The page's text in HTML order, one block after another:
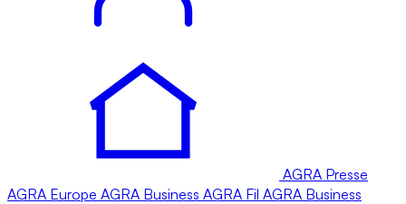
AGRA Presse
AGRA Europe AGRA Business AGRA Fil AGRA Business